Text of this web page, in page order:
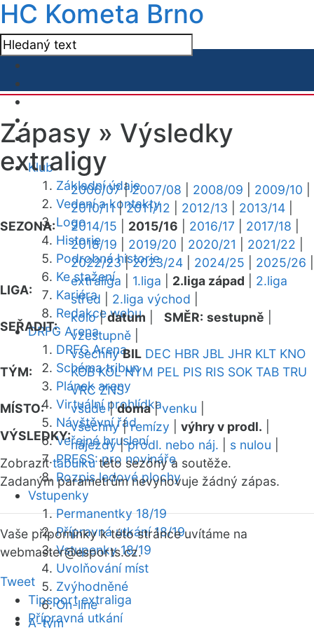
HC Kometa Brno
Klub
Základní údaje
Vedení a kontakty
Logo
Historie
Podrobná historie
Ke stažení
Kariéra
Redakce webu
DRFG Arena
DRFG Arena
Schéma tribun
Plánek areny
Virtuální prohlídka
Návštěvní řád
Veřejné bruslení
PRESS: pro novináře
Rozpis ledové plochy
Vstupenky
Permanentky 18/19
Přípravná utkání 18/19
Vstupenky 18/19
Uvolňování míst
Zvýhodněné
On-line
A-tým
Zápasy » Výsledky
extraligy
SEZONA:
2006/07|2007/08 2008/09 2009/10
2010/11|2011/12 2012/13 2013/14
2014/15
2015/16 2016/17 2017/18
2018/19
2019/20 2020/21 2021/22
2022/23|2023/24 2024/25 2025/26
LIGA:
extraliga 1.liga 2.liga západ
2.liga
střed
2.liga východ
SEŘADIT:
kolo|datum SMĚR: sestupně
vzestupně
TÝM:
všechny BIL DEC HBR JBL JHR KLT KNO
KOB KOL NYM PEL PIS RIS SOK TAB TRU
VRC ZNS
MÍSTO:
všude|doma|venku
VÝSLEDKY:
všechny|remízy výhry v prodl.
nájezdy|prodl. nebo náj. s nulou
Zobrazittabulkutéto sezóny a soutěže.
Zadaným parametrům nevyhovuje žádný zápas.
Vaše připomínky k této stránce uvítáme na
webmaster@esports.cz.
Tweet
Tipsport extraliga
Přípravná utkání